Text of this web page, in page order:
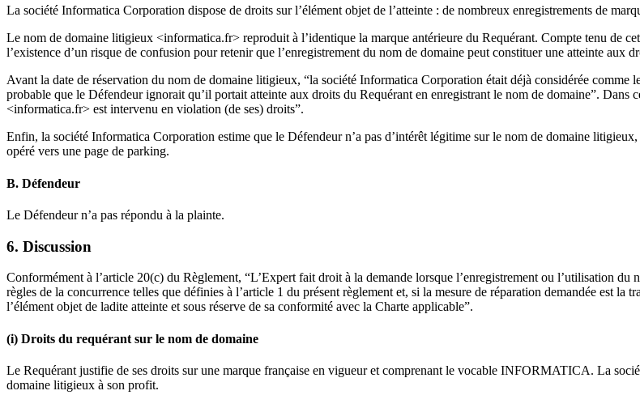
La société Informatica Corporation dispose de droits sur l’élément objet de l’atteinte : de nombreux enregistrements de
Le nom de domaine litigieux <informatica.fr> reproduit à l’identique la marque antérieure du Requérant. Compte tenu de
l’existence d’un risque de confusion pour retenir que l’enregistrement du nom de domaine peut constituer une atteinte aux
Avant la date de réservation du nom de domaine litigieux, “la société Informatica Corporation était déjà considérée
probable que le Défendeur ignorait qu’il portait atteinte aux droits du Requérant en enregistrant le nom de domaine”. Dans
<informatica.fr> est intervenu en violation (de ses) droits”.
Enfin, la société Informatica Corporation estime que le Défendeur n’a pas d’intérêt légitime sur le nom de domaine
opéré vers une page de parking.
B. Défendeur
Le Défendeur n’a pas répondu à la plainte.
6. Discussion
Conformément à l’article 20(c) du Règlement, “L’Expert fait droit à la demande lorsque l’enregistrement ou l’utilisation
règles de la concurrence telles que définies à l’article 1 du présent règlement et, si la mesure de réparation demandée est
l’élément objet de ladite atteinte et sous réserve de sa conformité avec la Charte applicable”.
(i) Droits du requérant sur le nom de domaine
Le Requérant justifie de ses droits sur une marque française en vigueur et comprenant le vocable INFORMATICA. La
domaine litigieux à son profit.